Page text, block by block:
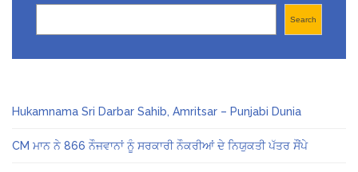
Search
Hukamnama Sri Darbar Sahib, Amritsar – Punjabi Dunia
CM ਮਾਨ ਨੇ 866 ਨੌਜਵਾਨਾਂ ਨੂੰ ਸਰਕਾਰੀ ਨੌਕਰੀਆਂ ਦੇ ਨਿਯੁਕਤੀ ਪੱਤਰ ਸੌਂਪੇ